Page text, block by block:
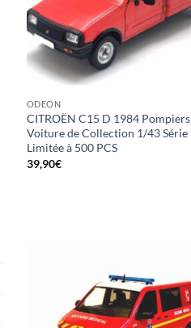
ODEON
CITROËN C15 D 1984 Pompiers
Voiture de Collection 1/43 Série
Limitée à 500 PCS
39,90€